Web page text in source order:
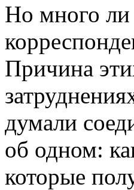
Но много ли
Причина
думали
об одном:
которые